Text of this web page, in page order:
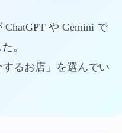
や Gemini で
。
るお店」を選んでい